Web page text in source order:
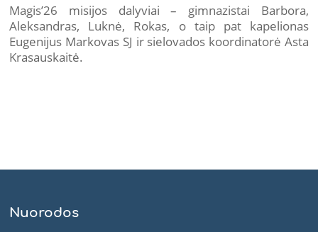
Magis’26 misijos dalyviai – gimnazistai Barbora,
Aleksandras, Luknė, Rokas, o taip pat kapelionas
Eugenijus Markovas SJ ir sielovados koordinatorė Asta
Krasauskaitė.
Nuorodos